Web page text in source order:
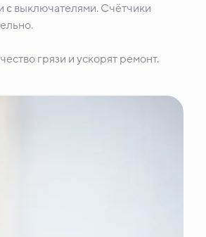
с выключателями. Счётчики
грязи и ускорят ремонт.